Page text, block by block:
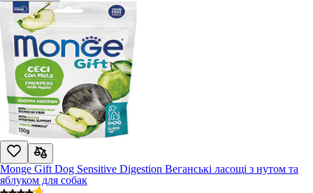
Monge Gift Dog Sensitive Digestion Веганські ласощі з нутом та
яблуком для собак